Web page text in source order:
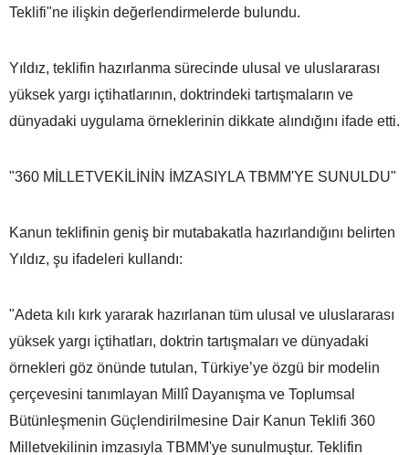
Teklifi"ne ilişkin değerlendirmelerde bulundu.
Yıldız, teklifin hazırlanma sürecinde ulusal ve uluslararası
yüksek yargı içtihatlarının, doktrindeki tartışmaların ve
dünyadaki uygulama örneklerinin dikkate alındığını ifade etti.
"360 MİLLETVEKİLİNİN İMZASIYLA TBMM'YE SUNULDU"
Kanun teklifinin geniş bir mutabakatla hazırlandığını belirten
Yıldız, şu ifadeleri kullandı:
"Adeta kılı kırk yararak hazırlanan tüm ulusal ve uluslararası
yüksek yargı içtihatları, doktrin tartışmaları ve dünyadaki
örnekleri göz önünde tutulan, Türkiye’ye özgü bir modelin
çerçevesini tanımlayan Millî Dayanışma ve Toplumsal
Bütünleşmenin Güçlendirilmesine Dair Kanun Teklifi 360
Milletvekilinin imzasıyla TBMM'ye sunulmuştur. Teklifin